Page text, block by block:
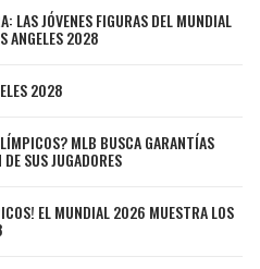
LAS JÓVENES FIGURAS DEL MUNDIAL
ANGELES 2028
2028
MLB BUSCA GARANTÍAS
SUS JUGADORES
EL MUNDIAL 2026 MUESTRA LOS